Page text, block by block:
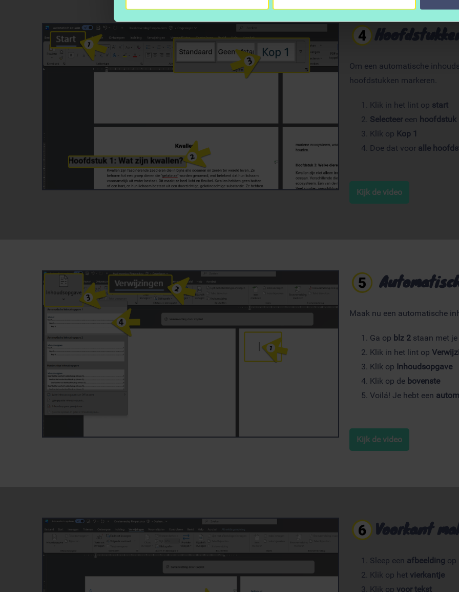
We gebruiken cookies om content en advertenties te personaliseren, om functies voor social
websiteverkeer te analyseren. Ook delen we informatie over uw gebruik van onze site met
media, adverteren en analyse. Deze partners kunnen deze gegevens combineren met
verstrekt of die ze hebben verzameld op basis van uw gebruik van hun services.
Om een automatische
hoofdstukken markeren.
Klik in het lint op start
Selecteereen hoofdstuk
Klik op Kop 1
Doe dat voor alle
Kijk de video
Maak nu een automatische
Ga op blz 2 staan met
Klik in het lint op
Klik op Inhoudsopgave
Klik op de bovenste
Voilá! Je hebt een
Kijk de video
Voorkant
Sleep een afbeelding op
Klik op het vierkantje
Klik op voor tekst